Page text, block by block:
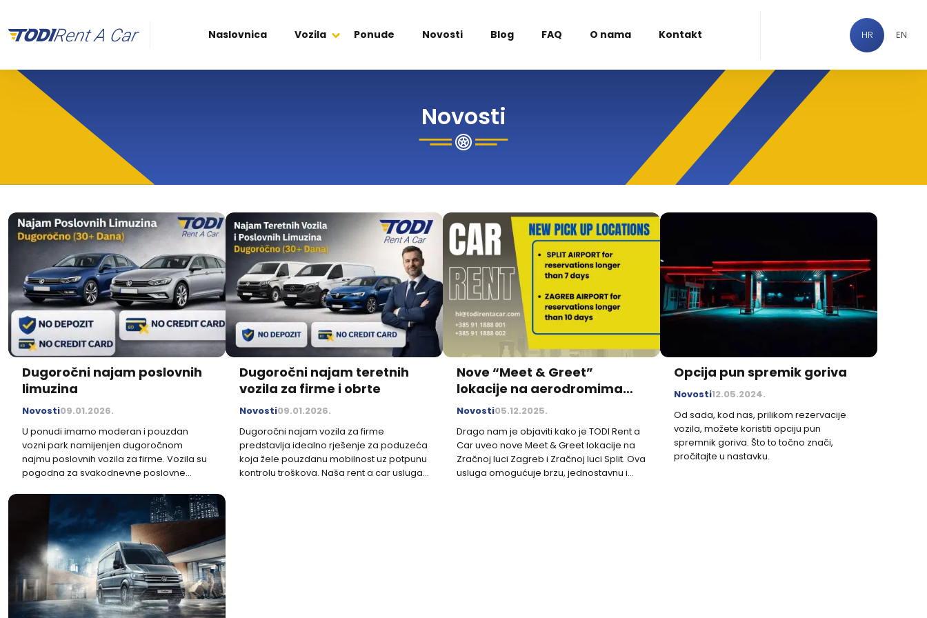
Naslovnica Vozila Ponude Novosti Blog FAQ O nama Kontakt HR EN
Novosti
Dugoročni najam poslovnih
limuzina
Novosti09.01.2026.
U ponudi imamo moderan i pouzdan
vozni park namijenjen dugoročnom
najmu poslovnih vozila za firme. Vozila su
pogodna za svakodnevne poslovne
Dugoročni najam teretnih
vozila za firme i obrte
Novosti09.01.2026.
Dugoročni najam vozila za firme
predstavlja idealno rješenje za poduzeća
koja žele pouzdanu mobilnost uz potpunu
kontrolu troškova. Naša rent a car usluga
Nove “Meet & Greet”
lokacije na aerodromima
Zagreb i Split – za najmove
Novosti05.12.2025.
Drago nam je objaviti kako je TODI Rent a
Car uveo nove Meet & Greet lokacije na
Zračnoj luci Zagreb i Zračnoj luci Split. Ova
usluga omogućuje brzu, jednostavnu i
Opcija pun spremik goriva
Novosti12.05.2024.
Od sada, kod nas, prilikom rezervacije
vozila, možete koristiti opciju pun
spremnik goriva. Što to točno znači,
pročitajte u nastavku.